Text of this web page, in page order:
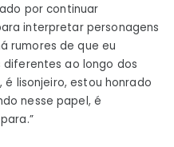
por continuar
interpretar personagens
rumores de que eu
ao longo dos
lisonjeiro, estou honrado
nesse papel, é